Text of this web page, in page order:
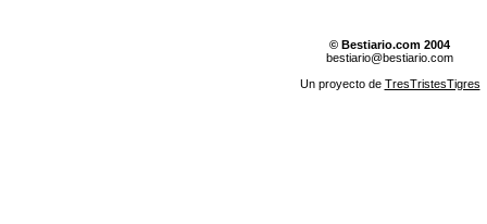
© Bestiario.com 2004
bestiario@bestiario.com
Un proyecto de TresTristesTigres